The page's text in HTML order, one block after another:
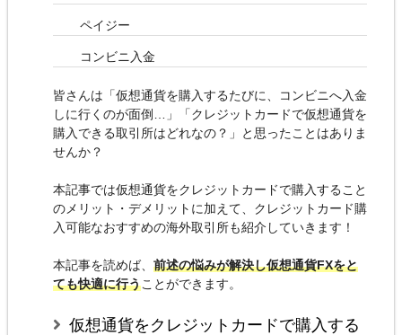
ペイジー
コンビニ入金
皆さんは「仮想通貨を購入するたびに、コンビニへ入金
しに行くのが面倒…」「クレジットカードで仮想通貨を
購入できる取引所はどれなの？」と思ったことはありま
せんか？
本記事では仮想通貨をクレジットカードで購入すること
のメリット・デメリットに加えて、クレジットカード購
入可能なおすすめの海外取引所も紹介していきます！
本記事を読めば、 前述の悩みが解決し仮想通貨FXをと
ても快適に行うことができます。
仮想通貨をクレジットカードで購入する